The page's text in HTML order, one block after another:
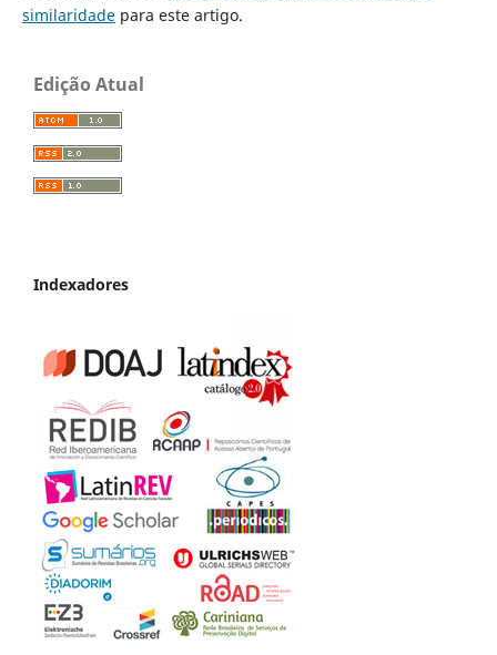
similaridadepara este artigo.
Edição Atual
Indexadores